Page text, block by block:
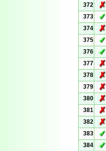
372
✗
373
✓
374
✗
375
✓
376
✓
377
✗
378
✗
379
✗
380
✗
381
✗
382
✗
383
✓
384
✓